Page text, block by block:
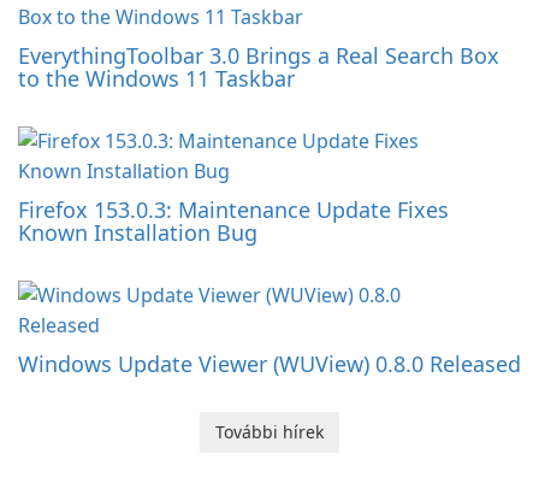
EverythingToolbar 3.0 Brings a Real Search Box
to the Windows 11 Taskbar
Firefox 153.0.3: Maintenance Update Fixes
Known Installation Bug
Windows Update Viewer (WUView) 0.8.0 Released
További hírek